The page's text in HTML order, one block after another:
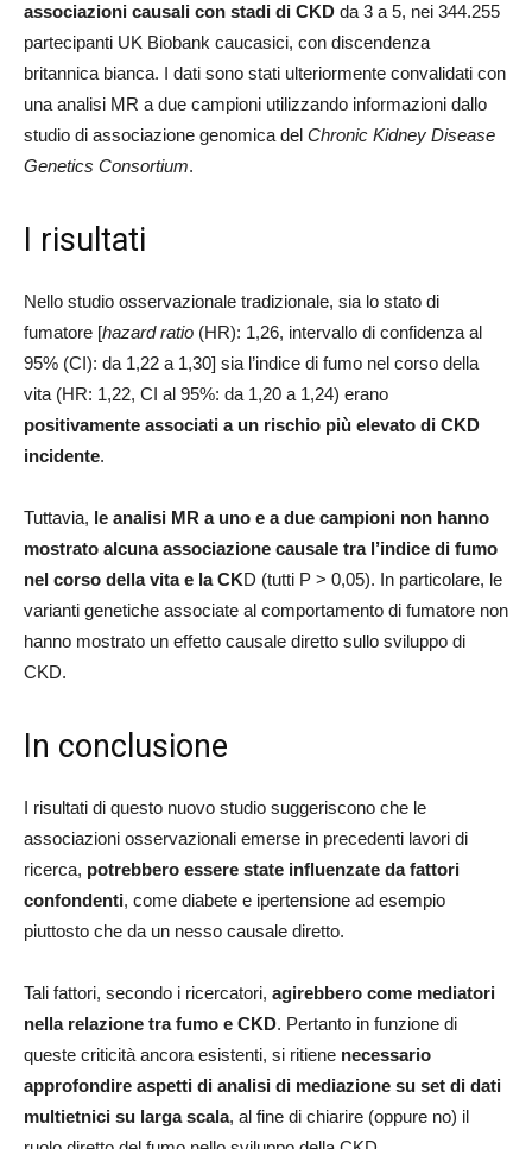
associazioni causali con stadi di CKD da 3 a 5, nei 344.255
partecipanti UK Biobank caucasici, con discendenza
britannica bianca. I dati sono stati ulteriormente convalidati con
una analisi MR a due campioni utilizzando informazioni dallo
studio di associazione genomica del Chronic Kidney Disease
Genetics Consortium.
I risultati
Nello studio osservazionale tradizionale, sia lo stato di
fumatore [hazard ratio (HR): 1,26, intervallo di confidenza al
95% (CI): da 1,22 a 1,30] sia l’indice di fumo nel corso della
vita (HR: 1,22, CI al 95%: da 1,20 a 1,24) erano
positivamente associati a un rischio più elevato di CKD
incidente.
Tuttavia, le analisi MR a uno e a due campioni non hanno
mostrato alcuna associazione causale tra l’indice di fumo
nel corso della vita e la CKD (tutti P > 0,05). In particolare, le
varianti genetiche associate al comportamento di fumatore non
hanno mostrato un effetto causale diretto sullo sviluppo di
CKD.
In conclusione
I risultati di questo nuovo studio suggeriscono che le
associazioni osservazionali emerse in precedenti lavori di
ricerca, potrebbero essere state influenzate da fattori
confondenti, come diabete e ipertensione ad esempio
piuttosto che da un nesso causale diretto.
Tali fattori, secondo i ricercatori, agirebbero come mediatori
nella relazione tra fumo e CKD. Pertanto in funzione di
queste criticità ancora esistenti, si ritiene necessario
approfondire aspetti di analisi di mediazione su set di dati
multietnici su larga scala, al fine di chiarire (oppure no) il